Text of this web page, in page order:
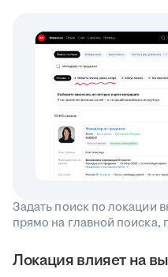
Задать поиск по локации
прямо на главной поиска,
Локация влияет на